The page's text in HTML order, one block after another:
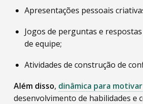
Apresentações pessoais
Jogos de perguntas e
de equipe;
Atividades de construção de
Além disso, dinâmica para
desenvolvimento de habilidades e